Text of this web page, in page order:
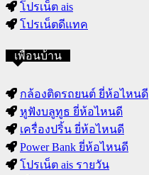
โปรเน็ต ais
โปรเน็ตดีแทค
เพื่อนบ้าน
กล้องติดรถยนต์ ยี่ห้อไหนดี
หูฟังบลูทูธ ยี่ห้อไหนดี
เครื่องปริ้น ยี่ห้อไหนดี
Power Bank ยี่ห้อไหนดี
โปรเน็ต ais รายวัน